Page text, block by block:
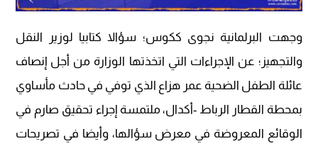
وجهت البرلمانية نجوى ككوس؛ سؤالا كتابيا لوزير النقل
والتجهيز؛ عن الإجراءات التي اتخذتها الوزارة من أجل إنصاف
عائلة الطفل الضحية عمر هزاع الذي توفي في حادث مأساوي
بمحطة القطار الرباط -أكدال، ملتمسة إجراء تحقيق صارم في
الوقائع المعروضة في معرض سؤالها، وأيضا في تصريحات